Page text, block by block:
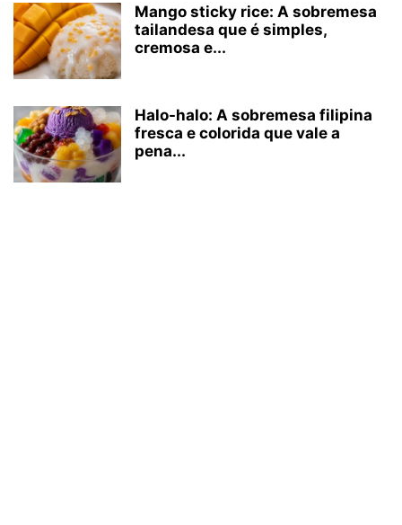
Mango sticky rice: A sobremesa
tailandesa que é simples,
cremosa e...
Halo-halo: A sobremesa filipina
fresca e colorida que vale a
pena...